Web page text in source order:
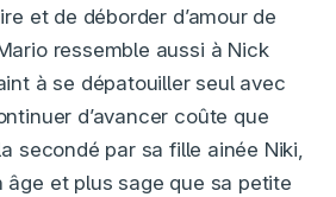
et de déborder d’amour de
ressemble aussi à Nick
à se dépatouiller seul avec
d’avancer coûte que
secondé par sa fille ainée Niki,
âge et plus sage que sa petite